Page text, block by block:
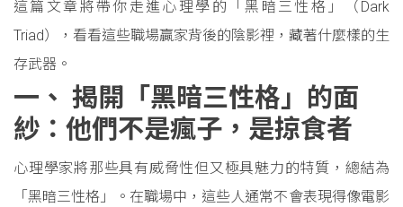
這篇文章將帶你走進心理學的「黑暗三性格」（Dark
Triad），看看這些職場贏家背後的陰影裡，藏著什麼樣的生
存武器。
一、 揭開「黑暗三性格」的面
紗：他們不是瘋子，是掠食者
心理學家將那些具有威脅性但又極具魅力的特質，總結為
「黑暗三性格」。在職場中，這些人通常不會表現得像電影